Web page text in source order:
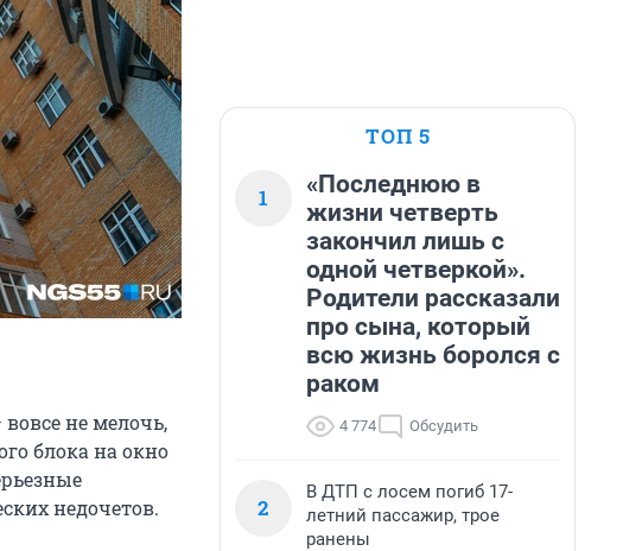
не мелочь,
блока на окно
недочетов.
ТОП 5
1
«Последнюю в
жизни четверть
закончил лишь с
одной четверкой».
Родители рассказали
про сына, который
всю жизнь боролся с
раком
4 774 Обсудить
2
В ДТП с лосем погиб 17-
летний пассажир, трое
ранены